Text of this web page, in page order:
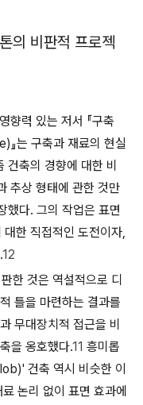
의 비판적 프로젝
력 있는 저서 『구축
는 구축과 재료의 현실
축의 경향에 대한 비
추상 형태에 관한 것만
했다. 그의 작업은 표면
한 직접적인 도전이자,
12
한 것은 역설적으로 디
틀을 마련하는 결과를
무대장치적 접근을 비
을 옹호했다.11 흥미롭
건축 역시 비슷한 이
논리 없이 표면 효과에